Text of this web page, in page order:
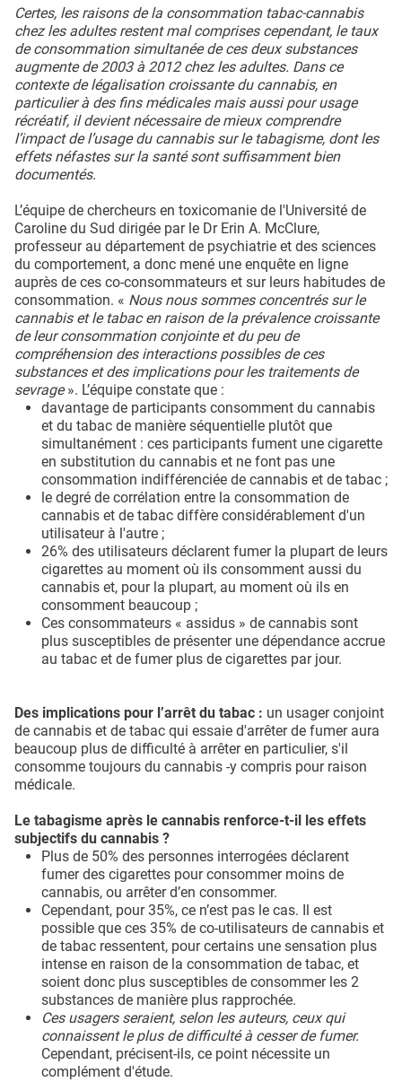
Certes, les raisons de la consommation tabac-cannabis
chez les adultes restent mal comprises cependant, le taux
de consommation simultanée de ces deux substances
augmente de 2003 à 2012 chez les adultes. Dans ce
contexte de légalisation croissante du cannabis, en
particulier à des fins médicales mais aussi pour usage
récréatif, il devient nécessaire de mieux comprendre
l’impact de l’usage du cannabis sur le tabagisme, dont les
effets néfastes sur la santé sont suffisamment bien
documentés.
L’équipe de chercheurs en toxicomanie de l'Université de
Caroline du Sud dirigée par le Dr Erin A. McClure,
professeur au département de psychiatrie et des sciences
du comportement, a donc mené une enquête en ligne
auprès de ces co-consommateurs et sur leurs habitudes de
consommation. « Nous nous sommes concentrés sur le
cannabis et le tabac en raison de la prévalence croissante
de leur consommation conjointe et du peu de
compréhension des interactions possibles de ces
substances et des implications pour les traitements de
sevrage». L’équipe constate que :
davantage de participants consomment du cannabis
et du tabac de manière séquentielle plutôt que
simultanément : ces participants fument une cigarette
en substitution du cannabis et ne font pas une
consommation indifférenciée de cannabis et de tabac ;
le degré de corrélation entre la consommation de
cannabis et de tabac diffère considérablement d'un
utilisateur à l'autre ;
26% des utilisateurs déclarent fumer la plupart de leurs
cigarettes au moment où ils consomment aussi du
cannabis et, pour la plupart, au moment où ils en
consomment beaucoup ;
Ces consommateurs « assidus » de cannabis sont
plus susceptibles de présenter une dépendance accrue
au tabac et de fumer plus de cigarettes par jour.
Des implications pour l’arrêt du tabac : un usager conjoint
de cannabis et de tabac qui essaie d'arrêter de fumer aura
beaucoup plus de difficulté à arrêter en particulier, s'il
consomme toujours du cannabis -y compris pour raison
médicale.
Le tabagisme après le cannabis renforce-t-il les effets
subjectifs du cannabis ?
Plus de 50% des personnes interrogées déclarent
fumer des cigarettes pour consommer moins de
cannabis, ou arrêter d’en consommer.
Cependant, pour 35%, ce n’est pas le cas. Il est
possible que ces 35% de co-utilisateurs de cannabis et
de tabac ressentent, pour certains une sensation plus
intense en raison de la consommation de tabac, et
soient donc plus susceptibles de consommer les 2
substances de manière plus rapprochée.
Ces usagers seraient, selon les auteurs, ceux qui
connaissent le plus de difficulté à cesser de fumer.
Cependant, précisent-ils, ce point nécessite un
complément d'étude.